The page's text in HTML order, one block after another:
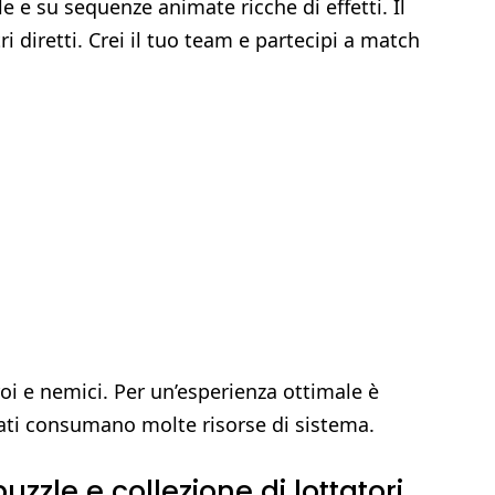
e su sequenze animate ricche di effetti. Il
diretti. Crei il tuo team e partecipi a match
e nemici. Per un’esperienza ottimale è
consumano molte risorse di sistema.